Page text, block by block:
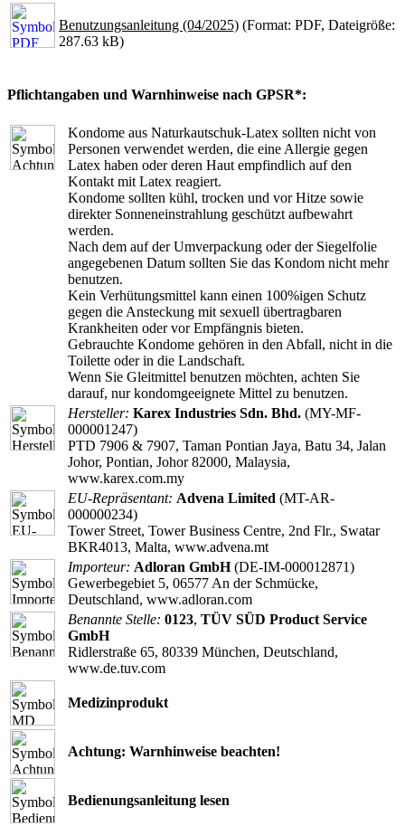
Benutzungsanleitung (04/2025) (Format: PDF, Dateigröße:
287.63 kB)
Pflichtangaben und Warnhinweise nach GPSR*:
Kondome aus Naturkautschuk-Latex sollten nicht von
Personen verwendet werden, die eine Allergie gegen
Latex haben oder deren Haut empfindlich auf den
Kontakt mit Latex reagiert.
Kondome sollten kühl, trocken und vor Hitze sowie
direkter Sonneneinstrahlung geschützt aufbewahrt
werden.
Nach dem auf der Umverpackung oder der Siegelfolie
angegebenen Datum sollten Sie das Kondom nicht mehr
benutzen.
Kein Verhütungsmittel kann einen 100%igen Schutz
gegen die Ansteckung mit sexuell übertragbaren
Krankheiten oder vor Empfängnis bieten.
Gebrauchte Kondome gehören in den Abfall, nicht in die
Toilette oder in die Landschaft.
Wenn Sie Gleitmittel benutzen möchten, achten Sie
darauf, nur kondomgeeignete Mittel zu benutzen.
Hersteller: Karex Industries Sdn. Bhd. (MY-MF-
000001247)
PTD 7906 & 7907, Taman Pontian Jaya, Batu 34, Jalan
Johor, Pontian, Johor 82000, Malaysia,
www.karex.com.my
EU-Repräsentant: Advena Limited (MT-AR-
000000234)
Tower Street, Tower Business Centre, 2nd Flr., Swatar
BKR4013, Malta, www.advena.mt
Importeur: Adloran GmbH(DE-IM-000012871)
Gewerbegebiet 5, 06577 An der Schmücke,
Deutschland, www.adloran.com
Benannte Stelle: 0123, TÜV SÜD Product Service
GmbH
Ridlerstraße 65, 80339 München, Deutschland,
www.de.tuv.com
Medizinprodukt
Achtung: Warnhinweise beachten!
Bedienungsanleitung lesen